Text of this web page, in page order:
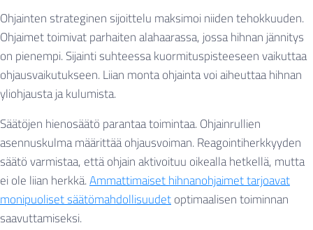
Ohjainten strateginen sijoittelu maksimoi niiden tehokkuuden.
Ohjaimet toimivat parhaiten alahaarassa, jossa hihnan jännitys
on pienempi. Sijainti suhteessa kuormituspisteeseen vaikuttaa
ohjausvaikutukseen. Liian monta ohjainta voi aiheuttaa hihnan
yliohjausta ja kulumista.
Säätöjen hienosäätö parantaa toimintaa. Ohjainrullien
asennuskulma määrittää ohjausvoiman. Reagointiherkkyyden
säätö varmistaa, että ohjain aktivoituu oikealla hetkellä, mutta
ei ole liian herkkä.Ammattimaiset hihnanohjaimet tarjoavat
monipuoliset säätömahdollisuudetoptimaalisen toiminnan
saavuttamiseksi.